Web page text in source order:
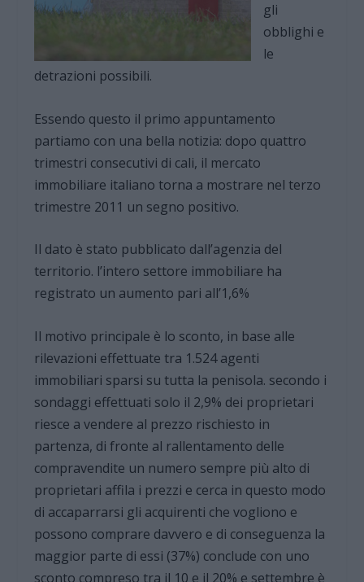
gli
obblighi e
le
detrazioni possibili.
Essendo questo il primo appuntamento
partiamo con una bella notizia: dopo quattro
trimestri consecutivi di cali, il mercato
immobiliare italiano torna a mostrare nel terzo
trimestre 2011 un segno positivo.
Il dato è stato pubblicato dall’agenzia del
territorio. l’intero settore immobiliare ha
registrato un aumento pari all’1,6%
Il motivo principale è lo sconto, in base alle
rilevazioni effettuate tra 1.524 agenti
immobiliari sparsi su tutta la penisola. secondo i
sondaggi effettuati solo il 2,9% dei proprietari
riesce a vendere al prezzo rischiesto in
partenza, di fronte al rallentamento delle
compravendite un numero sempre più alto di
proprietari affila i prezzi e cerca in questo modo
di accaparrarsi gli acquirenti che vogliono e
possono comprare davvero e di conseguenza la
maggior parte di essi (37%) conclude con uno
sconto compreso tra il 10 e il 20% e settembre è